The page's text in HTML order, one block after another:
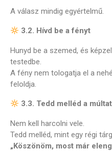
A válasz mindig egyértelmű.
3.2. Hívd be a fényt
Hunyd be a szemed, és
testedbe.
A fény nem tologatja el a
feloldja.
3.3. Tedd melléd a múltat
Nem kell harcolni vele.
Tedd melléd, mint egy régi
„Köszönöm, most már